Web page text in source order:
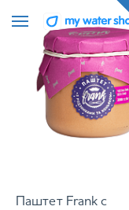
Паштет Frank с